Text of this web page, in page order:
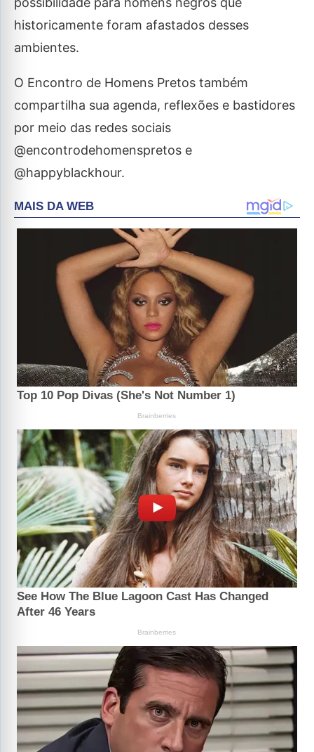
historicamente foram afastados desses
ambientes.
O Encontro de Homens Pretos também
compartilha sua agenda, reflexões e bastidores
por meio das redes sociais
@encontrodehomenspretos e
@happyblackhour.